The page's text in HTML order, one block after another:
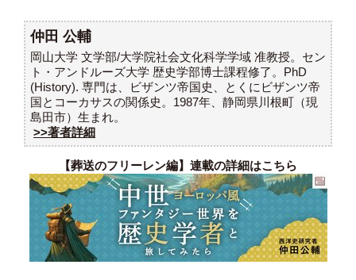
仲田 公輔
岡山大学 文学部/大学院社会文化科学学域 准教授。セン
ト・アンドルーズ大学 歴史学部博士課程修了。PhD
(History). 専門は、ビザンツ帝国史、とくにビザンツ帝
国とコーカサスの関係史。1987年、静岡県川根町（現
島田市）生まれ。
>>著者詳細
【葬送のフリーレン編】連載の詳細はこちら